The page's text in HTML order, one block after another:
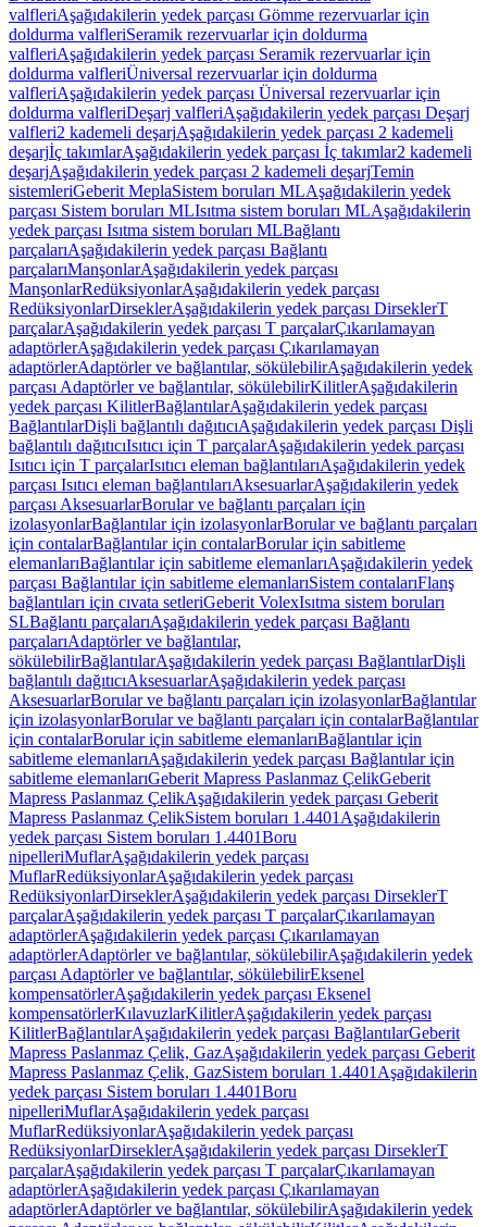
valfleriAşağıdakilerin yedek parçası Gömme rezervuarlar için
doldurma valfleriSeramik rezervuarlar için doldurma
valfleriAşağıdakilerin yedek parçası Seramik rezervuarlar için
doldurma valfleriÜniversal rezervuarlar için doldurma
valfleriAşağıdakilerin yedek parçası Üniversal rezervuarlar için
doldurma valfleriDeşarj valfleriAşağıdakilerin yedek parçası Deşarj
valfleri2 kademeli deşarjAşağıdakilerin yedek parçası 2 kademeli
deşarjİç takımlarAşağıdakilerin yedek parçası İç takımlar2 kademeli
deşarjAşağıdakilerin yedek parçası 2 kademeli deşarjTemin
sistemleriGeberit MeplaSistem boruları MLAşağıdakilerin yedek
parçası Sistem boruları MLIsıtma sistem boruları MLAşağıdakilerin
yedek parçası Isıtma sistem boruları MLBağlantı
parçalarıAşağıdakilerin yedek parçası Bağlantı
parçalarıManşonlarAşağıdakilerin yedek parçası
ManşonlarRedüksiyonlarAşağıdakilerin yedek parçası
RedüksiyonlarDirseklerAşağıdakilerin yedek parçası DirseklerT
parçalarAşağıdakilerin yedek parçası T parçalarÇıkarılamayan
adaptörlerAşağıdakilerin yedek parçası Çıkarılamayan
adaptörlerAdaptörler ve bağlantılar, sökülebilirAşağıdakilerin yedek
parçası Adaptörler ve bağlantılar, sökülebilirKilitlerAşağıdakilerin
yedek parçası KilitlerBağlantılarAşağıdakilerin yedek parçası
BağlantılarDişli bağlantılı dağıtıcıAşağıdakilerin yedek parçası Dişli
bağlantılı dağıtıcıIsıtıcı için T parçalarAşağıdakilerin yedek parçası
Isıtıcı için T parçalarIsıtıcı eleman bağlantılarıAşağıdakilerin yedek
parçası Isıtıcı eleman bağlantılarıAksesuarlarAşağıdakilerin yedek
parçası AksesuarlarBorular ve bağlantı parçaları için
izolasyonlarBağlantılar için izolasyonlarBorular ve bağlantı parçaları
için contalarBağlantılar için contalarBorular için sabitleme
elemanlarıBağlantılar için sabitleme elemanlarıAşağıdakilerin yedek
parçası Bağlantılar için sabitleme elemanlarıSistem contalarıFlanş
bağlantıları için cıvata setleriGeberit VolexIsıtma sistem boruları
SLBağlantı parçalarıAşağıdakilerin yedek parçası Bağlantı
parçalarıAdaptörler ve bağlantılar,
sökülebilirBağlantılarAşağıdakilerin yedek parçası BağlantılarDişli
bağlantılı dağıtıcıAksesuarlarAşağıdakilerin yedek parçası
AksesuarlarBorular ve bağlantı parçaları için izolasyonlarBağlantılar
için izolasyonlarBorular ve bağlantı parçaları için contalarBağlantılar
için contalarBorular için sabitleme elemanlarıBağlantılar için
sabitleme elemanlarıAşağıdakilerin yedek parçası Bağlantılar için
sabitleme elemanlarıGeberit Mapress Paslanmaz ÇelikGeberit
Mapress Paslanmaz ÇelikAşağıdakilerin yedek parçası Geberit
Mapress Paslanmaz ÇelikSistem boruları 1.4401 Aşağıdakilerin
yedek parçası Sistem boruları 1.4401Boru
nipelleriMuflarAşağıdakilerin yedek parçası
MuflarRedüksiyonlarAşağıdakilerin yedek parçası
RedüksiyonlarDirseklerAşağıdakilerin yedek parçası DirseklerT
parçalarAşağıdakilerin yedek parçası T parçalarÇıkarılamayan
adaptörlerAşağıdakilerin yedek parçası Çıkarılamayan
adaptörlerAdaptörler ve bağlantılar, sökülebilirAşağıdakilerin yedek
parçası Adaptörler ve bağlantılar, sökülebilirEksenel
kompensatörlerAşağıdakilerin yedek parçası Eksenel
kompensatörlerKılavuzlarKilitlerAşağıdakilerin yedek parçası
KilitlerBağlantılarAşağıdakilerin yedek parçası BağlantılarGeberit
Mapress Paslanmaz Çelik, GazAşağıdakilerin yedek parçası Geberit
Mapress Paslanmaz Çelik, GazSistem boruları 1.4401 Aşağıdakilerin
yedek parçası Sistem boruları 1.4401Boru
nipelleriMuflarAşağıdakilerin yedek parçası
MuflarRedüksiyonlarAşağıdakilerin yedek parçası
RedüksiyonlarDirseklerAşağıdakilerin yedek parçası DirseklerT
parçalarAşağıdakilerin yedek parçası T parçalarÇıkarılamayan
adaptörlerAşağıdakilerin yedek parçası Çıkarılamayan
adaptörlerAdaptörler ve bağlantılar, sökülebilirAşağıdakilerin yedek